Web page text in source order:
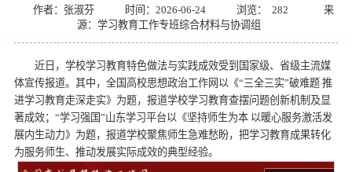
作者：张淑芬 时间：2026-06-24 浏览： 282
来
源：学习教育工作专班综合材料与协调组
近日，学校学习教育特色做法与实践成效受到国家级、省级主流媒
体宣传报道。其中，全国高校思想政治工作网以《“三全三实”破难题 推
进学习教育走深走实》为题，报道学校学习教育查摆问题创新机制及显
著成效；“学习强国”山东学习平台以《坚持师生为本 以暖心服务激活发
展内生动力》为题，报道学校聚焦师生急难愁盼，把学习教育成果转化
为服务师生、推动发展实际成效的典型经验。